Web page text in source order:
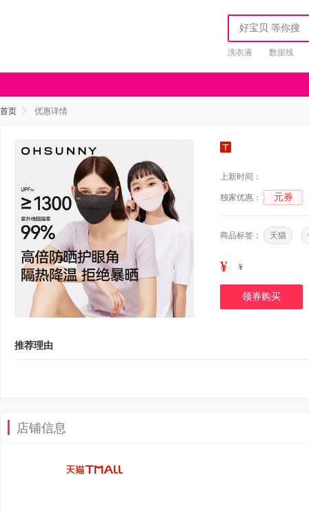
洗衣液 数据线
首页 优惠详情
上新时间：
独家优惠： 元券
商品标签： 天猫
¥ ¥
领券购买
推荐理由
店铺信息